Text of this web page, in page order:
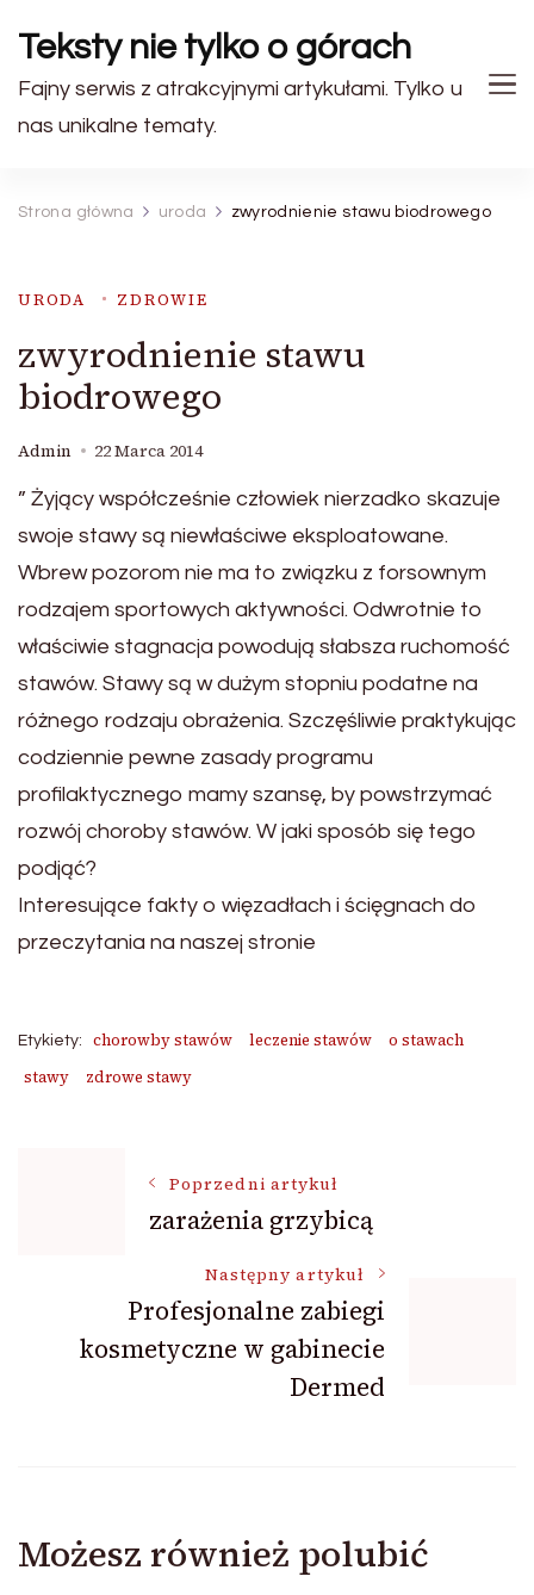
Teksty nie tylko o górach
Fajny serwis z atrakcyjnymi artykułami. Tylko u
nas unikalne tematy.
Strona główna uroda zwyrodnienie stawu biodrowego
URODA ZDROWIE
zwyrodnienie stawu
biodrowego
Admin 22 Marca 2014
” Żyjący współcześnie człowiek nierzadko skazuje
swoje stawy są niewłaściwe eksploatowane.
Wbrew pozorom nie ma to związku z forsownym
rodzajem sportowych aktywności. Odwrotnie to
właściwie stagnacja powodują słabsza ruchomość
stawów. Stawy są w dużym stopniu podatne na
różnego rodzaju obrażenia. Szczęśliwie praktykując
codziennie pewne zasady programu
profilaktycznego mamy szansę, by powstrzymać
rozwój choroby stawów. W jaki sposób się tego
podjąć?
Interesujące fakty o więzadłach i ścięgnach do
przeczytania na naszej stronie
Etykiety: chorowby stawów leczenie stawów
o stawach
stawy
zdrowe stawy
NawigacjaPoprzedni artykuł
zarażenia grzybicą
Następny artykuł
Profesjonalne zabiegi
kosmetyczne w gabinecie
Dermed
Możesz również polubić